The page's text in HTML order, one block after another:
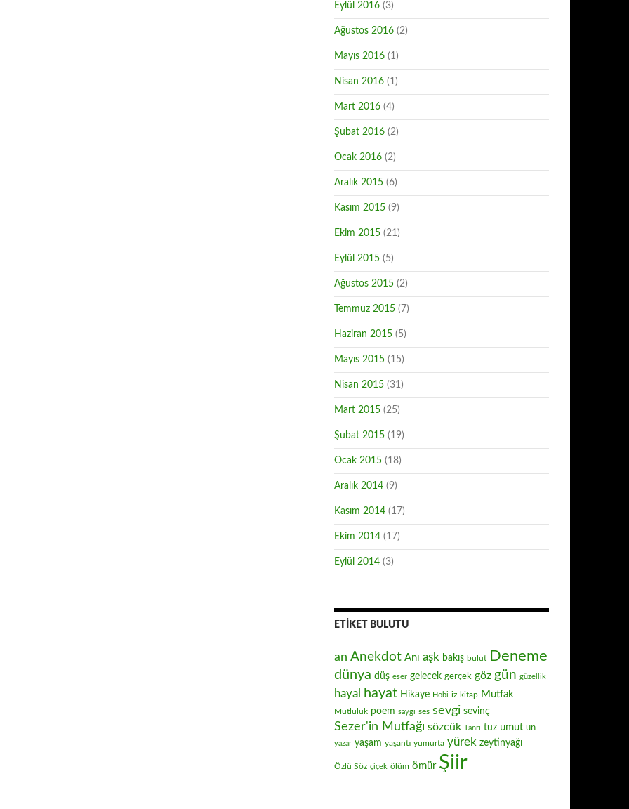
Eylül 2016 (3)
Ağustos 2016 (2)
Mayıs 2016 (1)
Nisan 2016 (1)
Mart 2016 (4)
Şubat 2016 (2)
Ocak 2016 (2)
Aralık 2015 (6)
Kasım 2015 (9)
Ekim 2015 (21)
Eylül 2015 (5)
Ağustos 2015 (2)
Temmuz 2015 (7)
Haziran 2015 (5)
Mayıs 2015 (15)
Nisan 2015 (31)
Mart 2015 (25)
Şubat 2015 (19)
Ocak 2015 (18)
Aralık 2014 (9)
Kasım 2014 (17)
Ekim 2014 (17)
Eylül 2014 (3)
ETIKET BULUTU
an Anekdot Anı aşk bakış bulut Deneme
dünya düş eser gelecek gerçek göz gün güzellik
hayal hayat Hikaye Hobi iz kitap Mutfak
Mutluluk poem saygı ses sevgi sevinç
Sezer'in Mutfağı sözcük Tanrı tuz umut un
yazar yaşam yaşantı yumurta yürek zeytinyağı
Özlü Söz çiçek ölüm ömür Şiir